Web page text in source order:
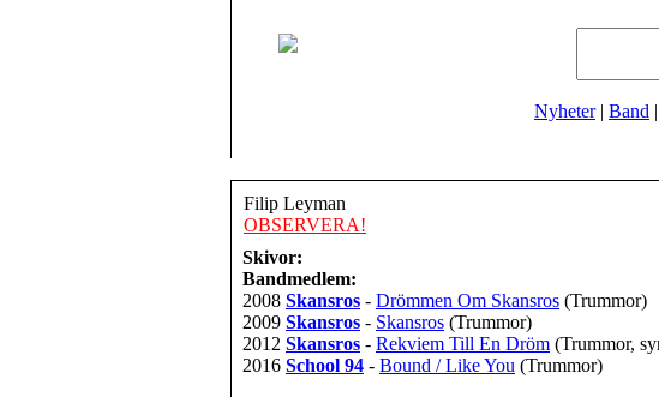
Nyheter| Band |
Filip Leyman
OBSERVERA!
Skivor:
Bandmedlem:
2008 Skansros - Drömmen Om Skansros (Trummor)
2009 Skansros - Skansros (Trummor)
2012 Skansros - Rekviem Till En Dröm (Trummor,
2016 School 94 - Bound / Like You (Trummor)